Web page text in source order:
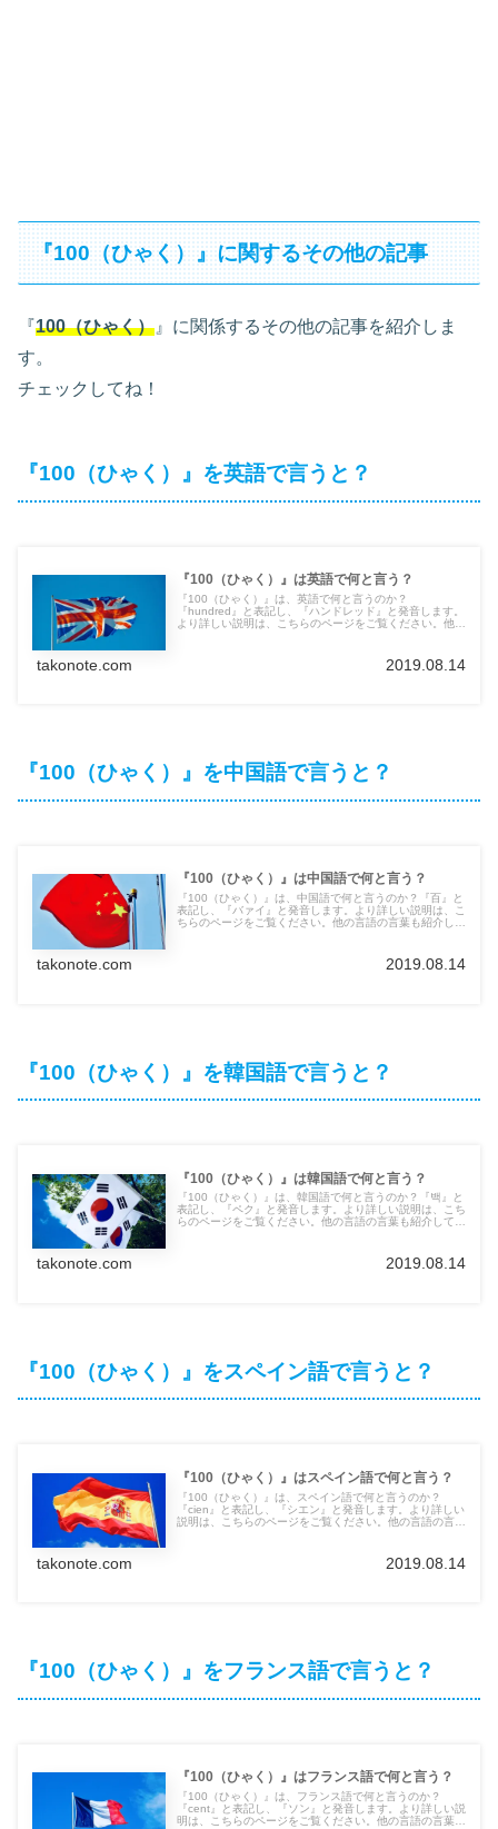
『100（ひゃく）』に関するその他の記事
『100（ひゃく） 』に関係するその他の記事を紹介しま
す。
チェックしてね！
『100（ひゃく）』を英語で言うと？
『100（ひゃく）』は英語で何と言う？
『100（ひゃく）』は、英語で何と言うのか？
『hundred』と表記し、『ハンドレッド』と発音します。
より詳しい説明は、こちらのページをご覧ください。他の
takonote.com 2019.08.14
『100（ひゃく）』を中国語で言うと？
『100（ひゃく）』は中国語で何と言う？
『100（ひゃく）』は、中国語で何と言うのか？『百』と
表記し、『バァイ』と発音します。より詳しい説明は、こ
ちらのページをご覧ください。他の言語の言葉も紹介して
takonote.com 2019.08.14
『100（ひゃく）』を韓国語で言うと？
『100（ひゃく）』は韓国語で何と言う？
『100（ひゃく）』は、韓国語で何と言うのか？『백』と
表記し、『ペク』と発音します。より詳しい説明は、こち
らのページをご覧ください。他の言語の言葉も紹介してい
takonote.com 2019.08.14
『100（ひゃく）』をスペイン語で言うと？
『100（ひゃく）』はスペイン語で何と言う？
『100（ひゃく）』は、スペイン語で何と言うのか？
『cien』と表記し、『シエン』と発音します。より詳しい
説明は、こちらのページをご覧ください。他の言語の言葉
takonote.com 2019.08.14
『100（ひゃく）』をフランス語で言うと？
『100（ひゃく）』はフランス語で何と言う？
『100（ひゃく）』は、フランス語で何と言うのか？
『cent』と表記し、『ソン』と発音します。より詳しい説
明は、こちらのページをご覧ください。他の言語の言葉も